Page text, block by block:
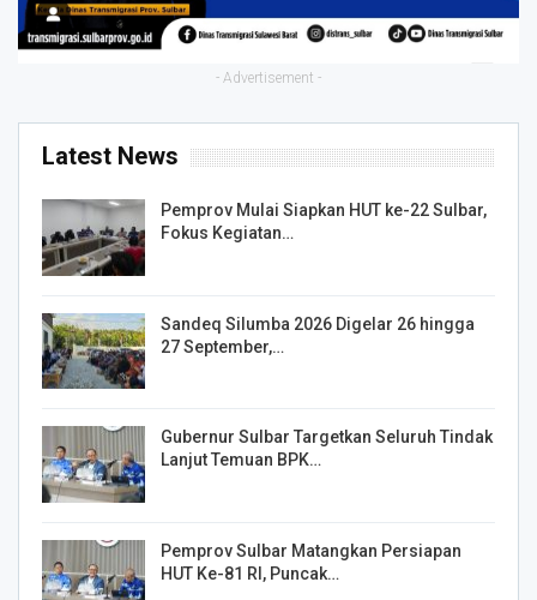
- Advertisement -
Latest News
Pemprov Mulai Siapkan HUT ke-22 Sulbar,
Fokus Kegiatan…
Sandeq Silumba 2026 Digelar 26 hingga
27 September,…
Gubernur Sulbar Targetkan Seluruh Tindak
Lanjut Temuan BPK…
Pemprov Sulbar Matangkan Persiapan
HUT Ke-81 RI, Puncak…